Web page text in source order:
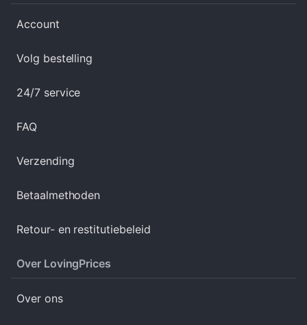
Account
Volg bestelling
24/7 service
FAQ
Verzending
Betaalmethoden
Retour- en restitutiebeleid
Over LovingPrices
Over ons